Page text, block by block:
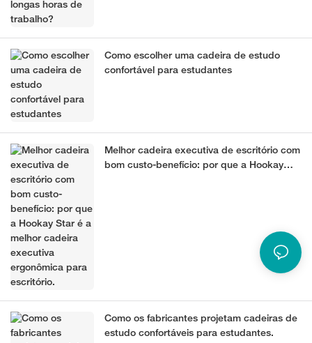
Como escolher uma cadeira de estudo
confortável para estudantes
Melhor cadeira executiva de escritório com
bom custo-benefício: por que a Hookay
Como os fabricantes projetam cadeiras de
estudo confortáveis ​​para estudantes.